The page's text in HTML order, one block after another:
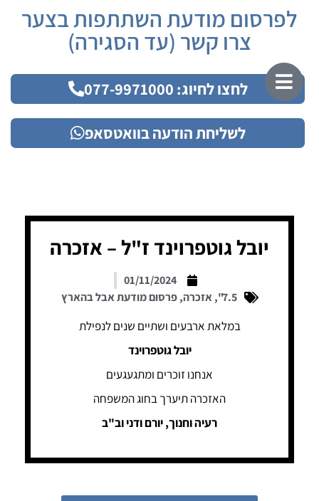
לפרסום מודעת השתתפות בצער
צרו קשר (עד הסגירה)
לחצו לחיוג: 077-9971000
לשליחת הודעה בוואטסאפ
יובל גוטפרוינד ז"ל – אזכרה
01/11/2024
7.5"
, אזכרה,פרסום מודעת אבל בהארץ
במלאת ארבעים ושתיים שנים לנפילת
יובל גוטפרוינד
אנחנו זוכרים ומתגעגעים
האזכרה תיערך בחוג המשפחה
רעיה וחנוך, יורם ודני וב"ב